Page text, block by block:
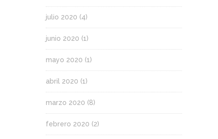
julio 2020 (4)
junio 2020 (1)
mayo 2020 (1)
abril 2020 (1)
marzo 2020 (8)
febrero 2020 (2)